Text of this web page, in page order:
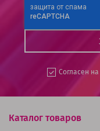
Согласен на
Каталог товаров